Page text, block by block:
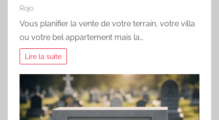
Rojo
Vous planifier la vente de votre terrain, votre villa
ou votre bel appartement mais la…
Lire la suite